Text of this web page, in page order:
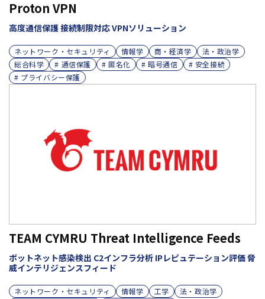
Proton VPN
高度通信保護 接続制限対応 VPNソリューション
ネットワーク・セキュリティ 情報学 商・経済学
法・政治学
総合科学
# 通信保護 # 匿名化 # 暗号通信
# 安全接続
# プライバシー保護
TEAM CYMRU Threat Intelligence Feeds
ボットネット感染検出 C2インフラ分析 IPレピュテーション評価 脅
威インテリジェンスフィード
ネットワーク・セキュリティ 情報学 工学
法・政治学